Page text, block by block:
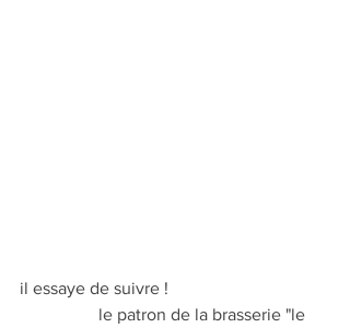
il essaye de suivre !
                  le patron de la brasserie "le